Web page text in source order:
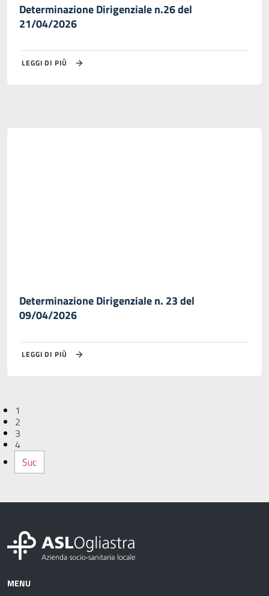
Determinazione Dirigenziale n.26 del
21/04/2026
LEGGI DI PIÙ
Determinazione Dirigenziale n. 23 del
09/04/2026
LEGGI DI PIÙ
1
2
3
4
Suc
MENU